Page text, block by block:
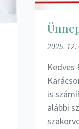
2025. 12.
Kedves
is
alábbi